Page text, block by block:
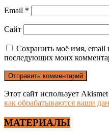
Email *
Сайт
Сохранить моё имя, email
последующих моих
Этот сайт использует
как обрабатываются ваши
МАТЕРИАЛЫ